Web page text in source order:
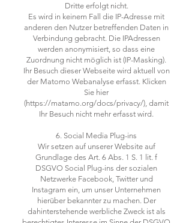
Dritte erfolgt nicht.
Es wird in keinem Fall die IP-Adresse mit
anderen den Nutzer betreffenden Daten in
Verbindung gebracht. Die IPAdressen
werden anonymisiert, so dass eine
Zuordnung nicht möglich ist (IP-Masking).
Ihr Besuch dieser Webseite wird aktuell von
der Matomo Webanalyse erfasst. Klicken
Sie hier
(https://matamo.org/docs/privacy/), damit
Ihr Besuch nicht mehr erfasst wird.
6. Social Media Plug-ins
Wir setzen auf unserer Website auf
Grundlage des Art. 6 Abs. 1 S. 1 lit. f
DSGVO Social Plug-ins der sozialen
Netzwerke Facebook, Twitter und
Instagram ein, um unser Unternehmen
hierüber bekannter zu machen. Der
dahinterstehende werbliche Zweck ist als